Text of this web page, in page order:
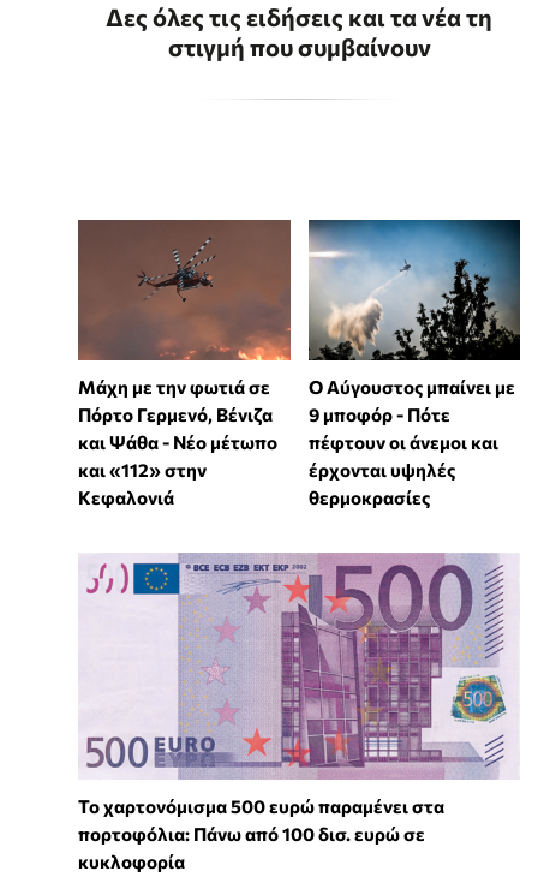
Δες όλες τις ειδήσεις και τα νέα τη
στιγμή που συμβαίνουν
Μάχη με την φωτιά σε
Πόρτο Γερμενό, Βένιζα
και Ψάθα - Νέο μέτωπο
και «112» στην
Κεφαλονιά
Ο Αύγουστος μπαίνει με
9 μποφόρ - Πότε
πέφτουν οι άνεμοι και
έρχονται υψηλές
θερμοκρασίες
Το χαρτονόμισμα 500 ευρώ παραμένει στα
πορτοφόλια: Πάνω από 100 δισ. ευρώ σε
κυκλοφορία